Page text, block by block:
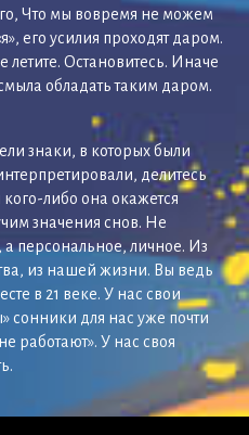
Что мы вовремя не можем
его усилия проходят даром.
летите. Остановитесь. Иначе
обладать таким даром.
знаки, в которых были
делитесь
либо она окажется
значения снов. Не
персональное, личное. Из
из нашей жизни. Вы ведь
в 21 веке. У нас свои
сонники для нас уже почти
работают». У нас своя